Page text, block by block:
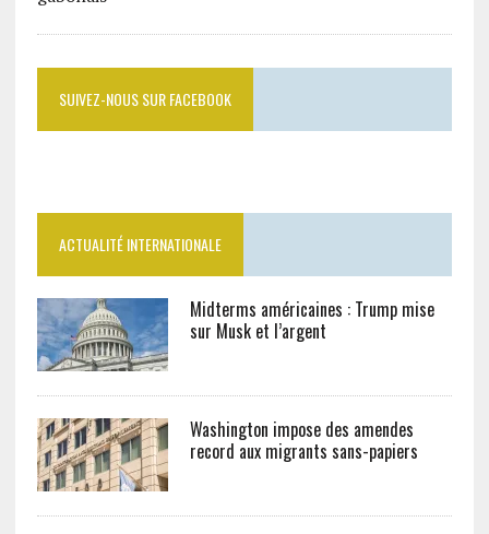
SUIVEZ-NOUS SUR FACEBOOK
ACTUALITÉ INTERNATIONALE
Midterms américaines : Trump mise
sur Musk et l’argent
Washington impose des amendes
record aux migrants sans-papiers